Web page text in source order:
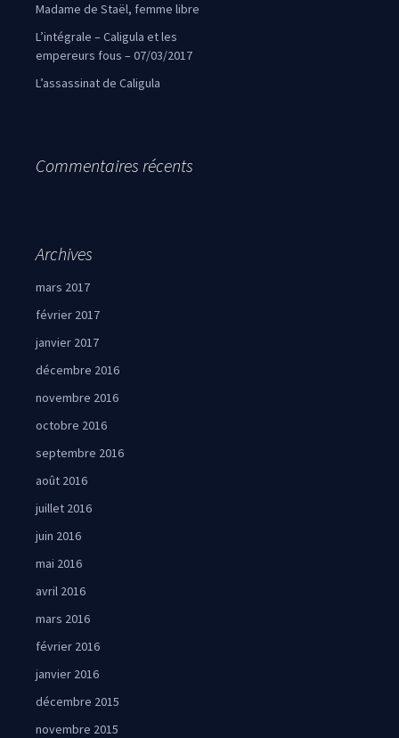
Madame de Staël, femme libre
L’intégrale – Caligula et les
empereurs fous – 07/03/2017
L’assassinat de Caligula
Commentaires récents
Archives
mars 2017
février 2017
janvier 2017
décembre 2016
novembre 2016
octobre 2016
septembre 2016
août 2016
juillet 2016
juin 2016
mai 2016
avril 2016
mars 2016
février 2016
janvier 2016
décembre 2015
novembre 2015